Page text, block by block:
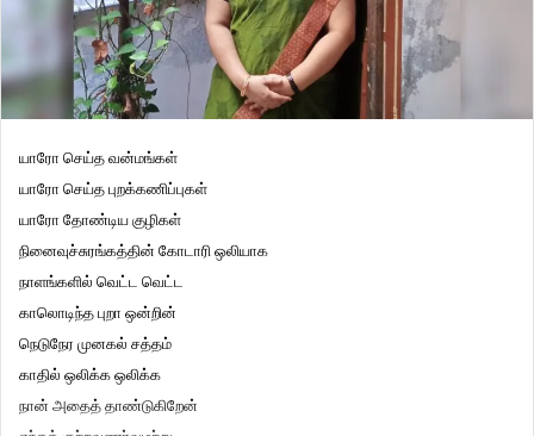
யாரோ செய்த வன்மங்கள்
யாரோ செய்த புறக்கணிப்புகள்
யாரோ தோண்டிய குழிகள்
நினைவுச்சுரங்கத்தின் கோடாரி ஒலியாக
நாளங்களில் வெட்ட வெட்ட
காலொடிந்த புறா ஒன்றின்
நெடுநேர முனகல் சத்தம்
காதில் ஒலிக்க ஒலிக்க
நான் அதைத் தாண்டுகிறேன்